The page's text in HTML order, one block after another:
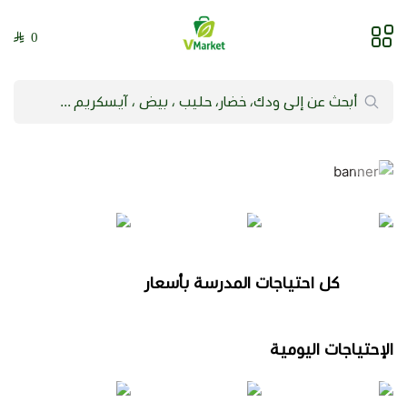
فيلج ماركت | VMarket
0
كل احتياجات المدرسة بأسعار
الإحتياجات اليومية